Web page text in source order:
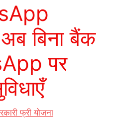
बिना बैंक
पर
फ्री योजना